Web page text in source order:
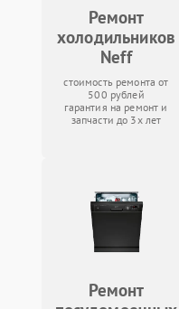
Ремонт
холодильников
Neff
стоимость ремонта от
500 рублей
гарантия на ремонт и
запчасти до 3х лет
Ремонт